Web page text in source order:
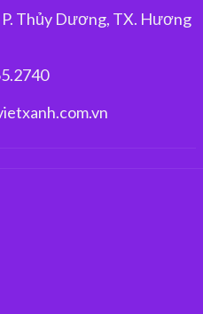
Thủy Dương, TX. Hương